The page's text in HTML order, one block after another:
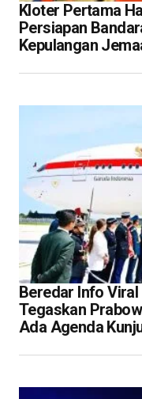
Kloter Pertama
Persiapan
Kepulangan
Beredar Info Viral
Tegaskan
Ada Agenda